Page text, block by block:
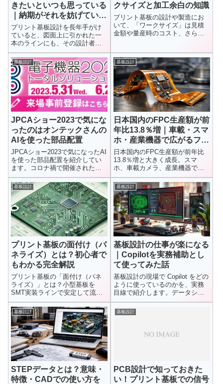
きたいといつも思っている
｜納期がそれを妨げている
現実
プリント基板設計を長年手がけ
ていると、図面上に引かれた一
本のラインにも、その設計者の
性格や経験がにじみ出ることに
気づきま...
クサイズと加工余白の知識
プリント基板の設計や製造にお
いて、「ワークサイズ」は見積
金額や量産時のコスト、さらに
基板設計
JPCAショー2023で気にな
ったのはオンテックさんの
AIを使った部品配置
JPCAショー2023で気になったAI
を使った部品配置を紹介してい
ます。コロナ禍で開催された一
昨年に訪れた時もAIを使っ...
基板設計
日本国内のFPC生産額が前
年比13.8％増｜車載・スマ
ホ・産業機器で広がるフレ
キシブル基板の需要
日本国内のFPC生産額が前年比
13.8％増と大きく成長。スマ
ホ、車載カメラ、産業機器で需
要が拡大する理由と、基板設計
者が押さえるべきFPC設計の重
要ポイントを解説します。
基板設計
プリント基板の面付け（パ
ネライズ）とは？初心者で
もわかる完全解説
プリント基板の「面付け（パネ
ライズ）」とは？小型基板を
SMT実装ラインで安定して流す
ために行う設計手法です。本記
事では、面付けが必要な理由、
同種面付け・異種面付けの違
い、Vカット・ミシン目・ルータ
ー加工といった分割方法の特徴
をわかりやすく解説します。実
装安定性の向上やコスト削減に
つながるポイントも紹介しま
す。
基板設計
基板設計の仕事が楽になる
｜Copilotを実務補助とし
て使ってみた話
基板設計の現場で Copilot をどの
ように使っているのかを、実務
目線で紹介します。データシー
トの翻訳やメール作成など、設
計を支える補助としての AI 活用
と、仕事を奪われないための距
基板設計
STEPデータとは？意味・
特徴・CADでの使い方を
基板設計
PCB設計で知っておきた
い！プリント基板での信号